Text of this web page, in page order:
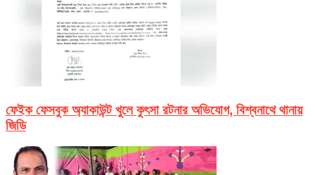
ফেইক ফেসবুক অ্যাকাউন্ট খুলে কুৎসা রটনার অভিযোগ, বিশ্বনাথে থানায়
জিডি